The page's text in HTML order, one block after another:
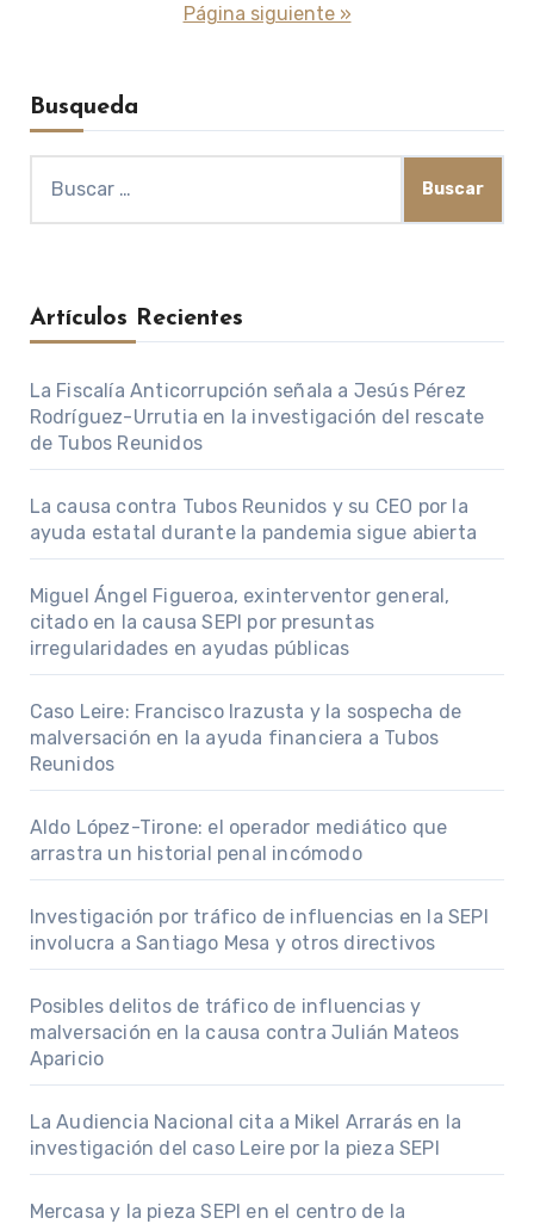
Página siguiente »
Busqueda
Artículos Recientes
La Fiscalía Anticorrupción señala a Jesús Pérez
Rodríguez-Urrutia en la investigación del rescate
de Tubos Reunidos
La causa contra Tubos Reunidos y su CEO por la
ayuda estatal durante la pandemia sigue abierta
Miguel Ángel Figueroa, exinterventor general,
citado en la causa SEPI por presuntas
irregularidades en ayudas públicas
Caso Leire: Francisco Irazusta y la sospecha de
malversación en la ayuda financiera a Tubos
Reunidos
Aldo López-Tirone: el operador mediático que
arrastra un historial penal incómodo
Investigación por tráfico de influencias en la SEPI
involucra a Santiago Mesa y otros directivos
Posibles delitos de tráfico de influencias y
malversación en la causa contra Julián Mateos
Aparicio
La Audiencia Nacional cita a Mikel Arrarás en la
investigación del caso Leire por la pieza SEPI
Mercasa y la pieza SEPI en el centro de la